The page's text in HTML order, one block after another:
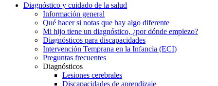
Diagnóstico y cuidado de la salud
Información general
Qué hacer si notas que hay algo diferente
Mi hijo tiene un diagnóstico, ¿por dónde empiezo?
Diagnósticos para discapacidades
Intervención Temprana en la Infancia (ECI)
Preguntas frecuentes
Diagnósticos
Lesiones cerebrales
Discapacidades de aprendizaje